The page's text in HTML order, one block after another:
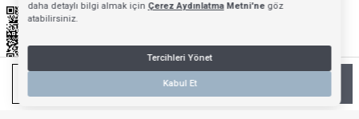
Anasayfa Mağazalarımız Favorilerim Giriş Yap Sepetim
SEPETE EKLE
daha detaylı bilgi almak için Çerez AydınlatmaMetni'negöz
atabilirsiniz.
Tercihleri Yönet
Kabul Et